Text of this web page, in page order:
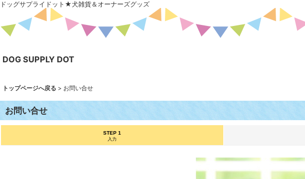
ドッグサプライドット★犬雑貨＆オーナーズグッズ
DOG SUPPLY DOT
トップページへ戻る > お問い合せ
お問い合せ
STEP 1
入力